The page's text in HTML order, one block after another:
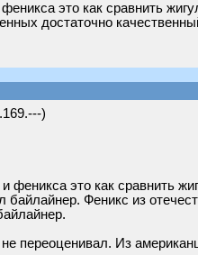
это как сравнить
достаточно
)
феникса это как сравнить
Феникс из
переоценивал. Из